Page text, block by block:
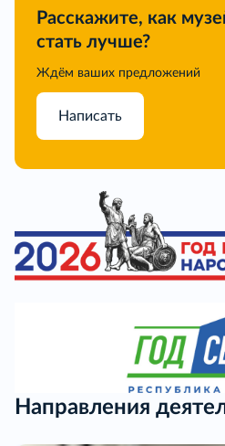
Расскажите, как
стать лучше?
Ждём ваших предложений
Написать
Направления